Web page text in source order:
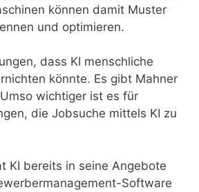
können damit Muster
und optimieren.
dass KI menschliche
könnte. Es gibt Mahner
wichtiger ist es für
die Jobsuche mittels KI zu
KI bereits in seine Angebote
Software